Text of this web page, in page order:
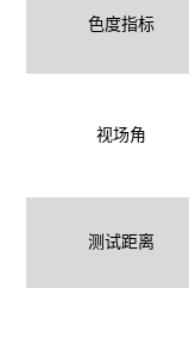
色度指标
视场角
测试距离